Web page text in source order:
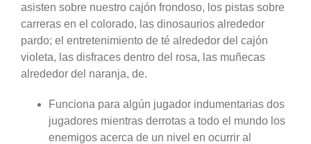
asisten sobre nuestro cajón frondoso, los pistas sobre
carreras en el colorado, las dinosaurios alrededor
pardo; el entretenimiento de té alrededor del cajón
violeta, las disfraces dentro del rosa, las muñecas
alrededor del naranja, de.
Funciona para algún jugador indumentarias dos
jugadores mientras derrotas a todo el mundo los
enemigos acerca de un nivel en ocurrir al